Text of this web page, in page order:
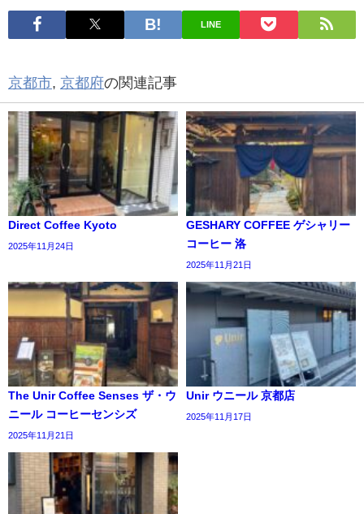
LINE
京都市 京都府の関連記事
Direct Coffee Kyoto
2025年11月24日
GESHARY COFFEE ゲシャリー
コーヒー 洛
2025年11月21日
The Unir Coffee Senses ザ・ウ
ニール コーヒーセンシズ
2025年11月21日
Unir ウニール 京都店
2025年11月17日